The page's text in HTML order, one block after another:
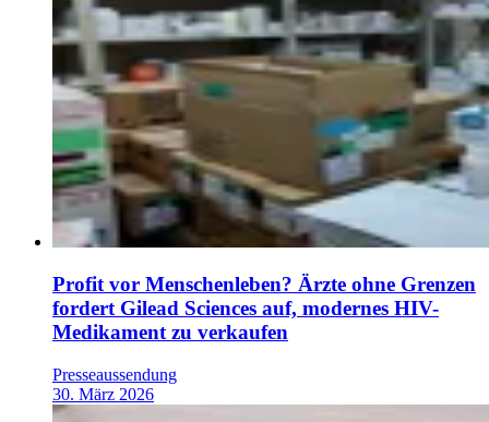
Profit vor Menschenleben? Ärzte ohne Grenzen
fordert Gilead Sciences auf, modernes HIV-
Medikament zu verkaufen
Presseaussendung
30. März 2026